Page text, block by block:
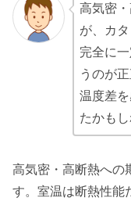
高気密
が、カ
完全に
うのが
温度差
たかもし
高気密・高断熱への
す。室温は断熱性能